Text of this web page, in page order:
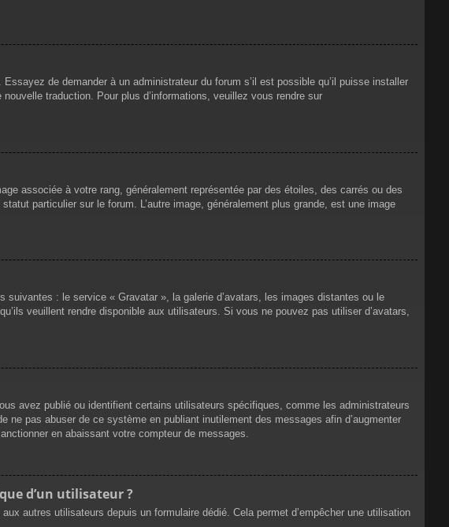
de demander à un administrateur du forum s’il est possible qu’il puisse installer
traduction. Pour plus d’informations, veuillez vous rendre sur
associée à votre rang, généralement représentée par des étoiles, des carrés ou des
particulier sur le forum. L’autre image, généralement plus grande, est une image
: le service « Gravatar », la galerie d’avatars, les images distantes ou le
veuillent rendre disponible aux utilisateurs. Si vous ne pouvez pas utiliser d’avatars,
avez publié ou identifient certains utilisateurs spécifiques, comme les administrateurs
pas abuser de ce système en publiant inutilement des messages afin d’augmenter
en abaissant votre compteur de messages.
d’un utilisateur ?
autres utilisateurs depuis un formulaire dédié. Cela permet d’empêcher une utilisation